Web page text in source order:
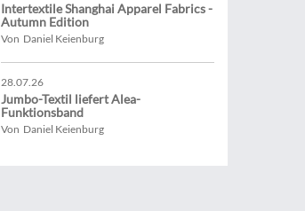
Intertextile Shanghai Apparel Fabrics -
Autumn Edition
Von Daniel Keienburg
28.07.26
Jumbo-Textil liefert Alea-
Funktionsband
Von Daniel Keienburg